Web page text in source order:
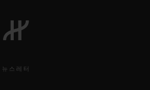
뉴스레터